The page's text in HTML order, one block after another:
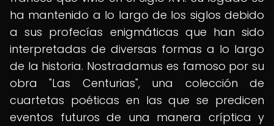
ha mantenido a lo largo de los siglos debido
a sus profecías enigmáticas que han sido
interpretadas de diversas formas a lo largo
de la historia. Nostradamus es famoso por su
obra "Las Centurias", una colección de
cuartetas poéticas en las que se predicen
eventos futuros de una manera críptica y